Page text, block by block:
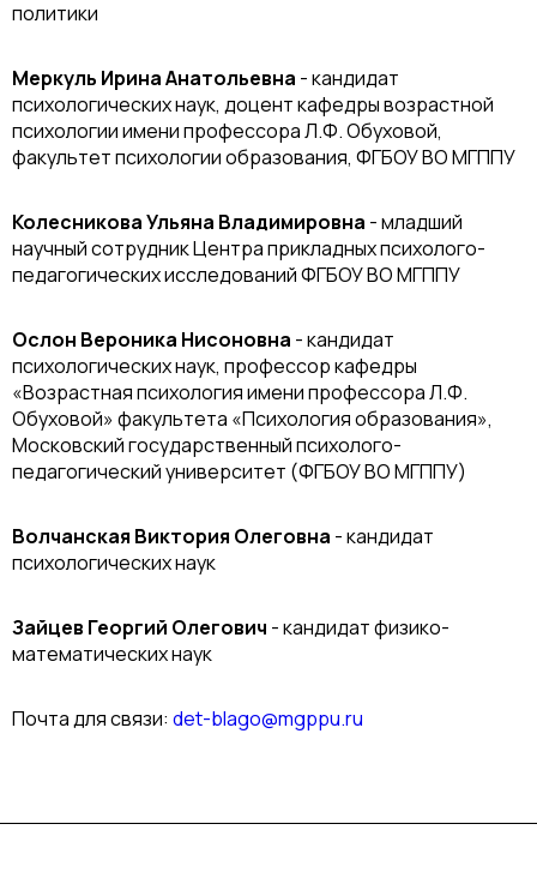
политики
Меркуль Ирина Анатольевна - кандидат
психологических наук, доцент кафедры возрастной
психологии имени профессора Л.Ф. Обуховой,
факультет психологии образования, ФГБОУ ВО МГППУ
Колесникова Ульяна Владимировна - младший
научный сотрудник Центра прикладных психолого-
педагогических исследований ФГБОУ ВО МГППУ
Ослон Вероника Нисоновна - кандидат
психологических наук, профессор кафедры
«Возрастная психология имени профессора Л.Ф.
Обуховой» факультета «Психология образования»,
Московский государственный психолого-
педагогический университет (ФГБОУ ВО МГППУ)
Волчанская Виктория Олеговна - кандидат
психологических наук
Зайцев Георгий Олегович - кандидат физико-
математических наук
Почта для связи: det-blago@mgppu.ru